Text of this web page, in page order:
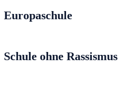
Europaschule
Schule ohne Rassismus